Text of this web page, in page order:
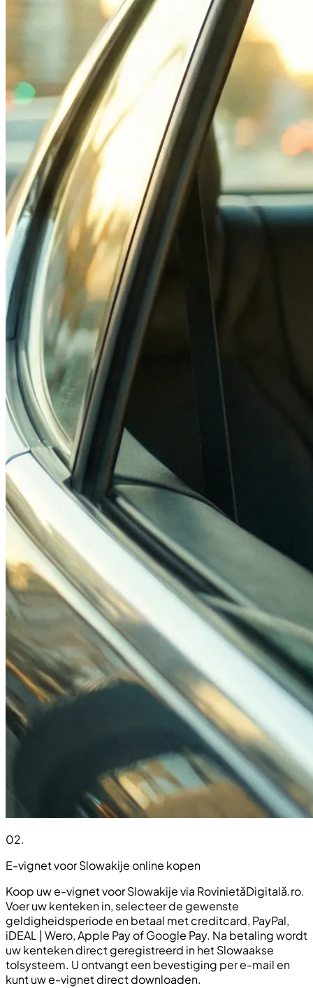
02.
E-vignet voor Slowakije online kopen
Koop uw e-vignet voor Slowakije via RovinietăDigitală.ro.
Voer uw kenteken in, selecteer de gewenste
geldigheidsperiode en betaal met creditcard, PayPal,
iDEAL | Wero, Apple Pay of Google Pay. Na betaling wordt
uw kenteken direct geregistreerd in het Slowaakse
tolsysteem. U ontvangt een bevestiging per e-mail en
kunt uw e-vignet direct downloaden.